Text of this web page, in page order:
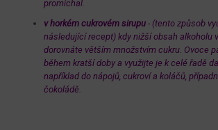
promíchal.
v horkém cukrovém sirupu - (tento způsob
následující recept) kdy nižší obsah alkoholu
dorovnáte větším množstvím cukru. Ovoce
během kratší doby a využijte je k celé řadě
například do nápojů, cukroví a koláčů,
čokoládě.